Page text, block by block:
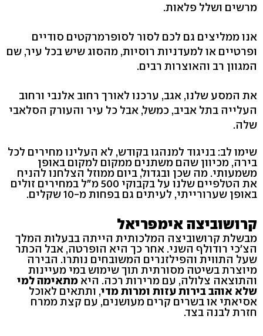
מרשים ושלל פלאות.
אנו ממליצים גם לכם לסור לסופרמרקטים סודיים
ופרטיים או למעדניות רוסיות, מהסוג שיש בכל עיר, שם
המגוון רב והאוצרות רבים.
את המסע שלנו, אגב, ערכנו לאורך רחוב אלנבי ורחוב
העלייה בתל אביב, כמשל, אבל כל עיר והעורק הסלאבי
שלה.
שימו לב: בניגוד למנהגו בקודש, לא העלינו מחירים לכל
בירה, מכיוון שהם משתנים ממקום למקום באופן
משמעותי. מה שכן ובגדול, ביום ממוזל הצלחנו להניח
את הטלפיים שלנו על בקבוקי 500 מ"ל במחירים זולים
באופן שערורייתי, לעיתים גם בפחות מ-10 שקלים.
קרושוביצה אימפריאל
מבשלת קרושוביצה המלכותית הייתה בבעלות המלך
הצ'כי רודולף השני. אחר כך היא הופרטה, אבל הכתר
שעל התווית והפילזנרים המשובחים נותרו. הבירה
מיוצרת בשיטה מסורתית תוך שימוש במי מעיינות
והתוצאה צלולה, עם מרירות רכה. היא מתאימה למי
שלא אוהב בירות עזות ומרותמדי, ותתאים לאוכל
אסיאתי או בשרים קרים מעושנים, עם קצת ממרח
חזרת לבנה בצד.